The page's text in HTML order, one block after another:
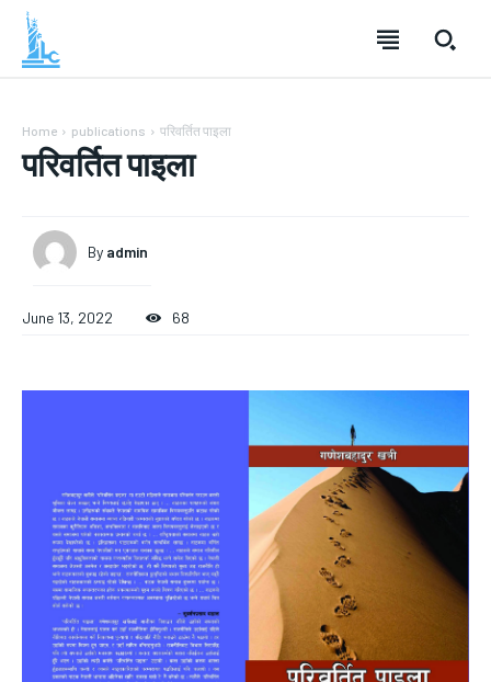
Home publications परिवर्तित पाइला
परिवर्तित पाइला
By admin
June 13, 2022 68